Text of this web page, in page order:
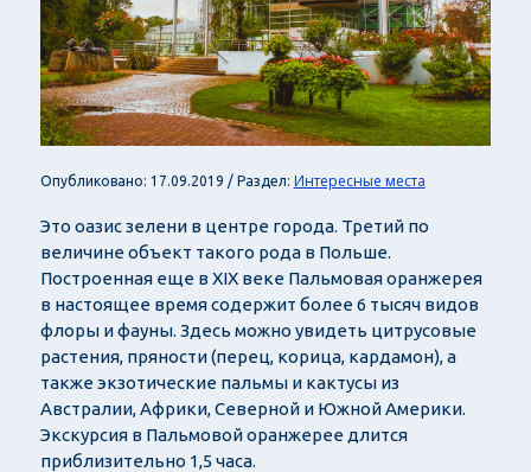
Опубликовано: 17.09.2019 / Раздел: Интересные места
Это оазис зелени в центре города. Третий по
величине объект такого рода в Польше.
Построенная еще в XIX веке Пальмовая оранжерея
в настоящее время содержит более 6 тысяч видов
флоры и фауны. Здесь можно увидеть цитрусовые
растения, пряности (перец, корица, кардамон), а
также экзотические пальмы и кактусы из
Австралии, Африки, Северной и Южной Америки.
Экскурсия в Пальмовой оранжерее длится
приблизительно 1,5 часа.